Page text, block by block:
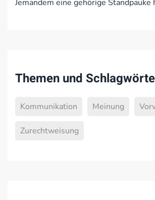
Jemandem eine gehörige Standpauke
Themen und
Kommunikation Meinung
Zurechtweisung